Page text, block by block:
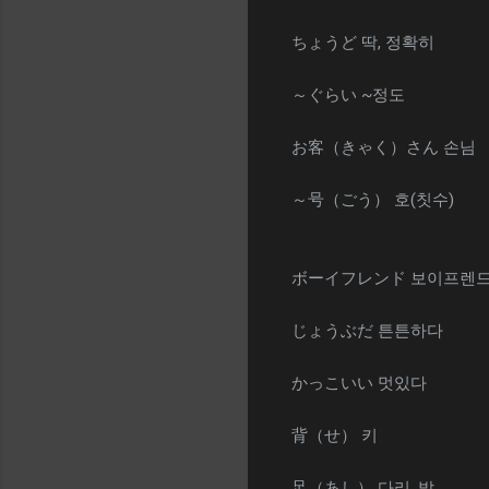
ちょうど 딱, 정확히
～ぐらい ~정도
お客（きゃく）さん 손님
～号（ごう） 호(칫수)
ボーイフレンド 보이프렌
じょうぶだ 튼튼하다
かっこいい 멋있다
背（せ） 키